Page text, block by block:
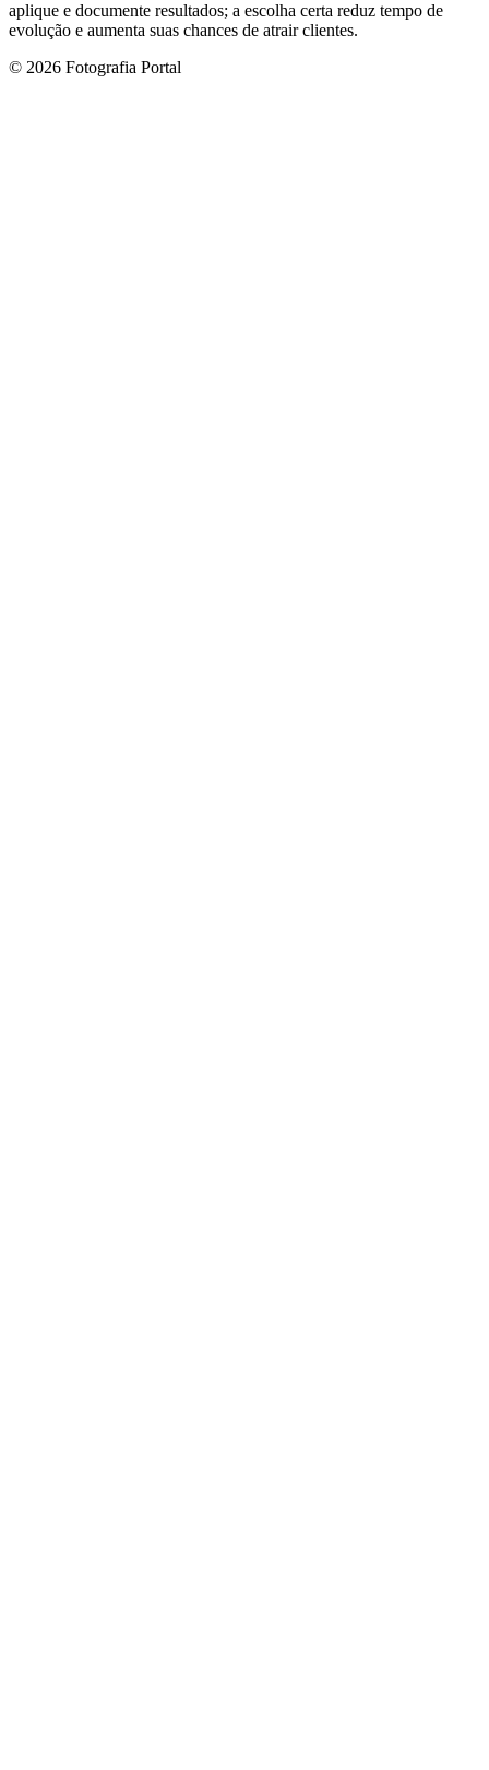
aplique e documente resultados; a escolha certa reduz tempo de
evolução e aumenta suas chances de atrair clientes.
© 2026 Fotografia Portal